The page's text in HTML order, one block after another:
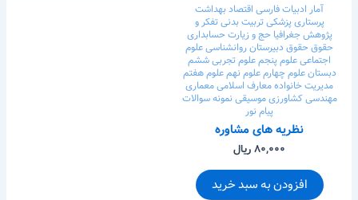
آمار ادبیات فارسی اقتصادبهداشت
پرستاریپزشکیتربیت بدنیتفکر و
پژوهشجغرافیاحج و زیارتحسابداری
حقوقحقوقدبیرستانروانشناسیعلوم
اجتماعیعلوم پنجمعلوم تجربی ششم
دبستانعلوم چهارمعلوم نهمعلوم هفتم
مدیریت خانوادهمعارف اسلامیمعماری
مهندسی کشاورزیموسیقینمونه سوالات
پیام نور
نظریه های مشاوره
۸۰,۰۰۰ ریال
افزودن به سبد خرید